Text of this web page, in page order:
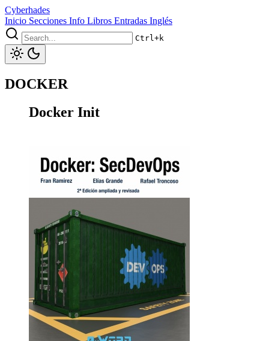
Cyberhades
Inicio Secciones Info Libros Entradas Inglés
Ctrl+k
DOCKER
Docker Init